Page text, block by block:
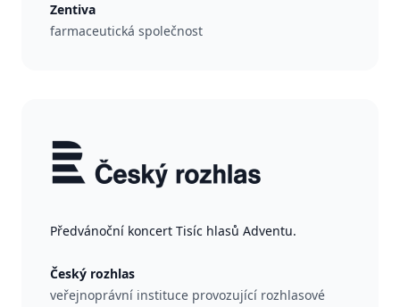
Zentiva
farmaceutická společnost
Předvánoční koncert Tisíc hlasů Adventu.
Český rozhlas
veřejnoprávní instituce provozující rozhlasové